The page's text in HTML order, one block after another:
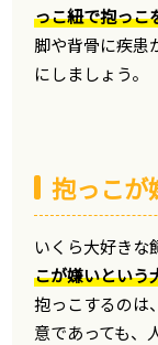
っこ紐で抱っこ
脚や背骨に疾患
にしましょう。
抱っこが
いくら大好きな
こが嫌いという
抱っこするのは
意であっても、